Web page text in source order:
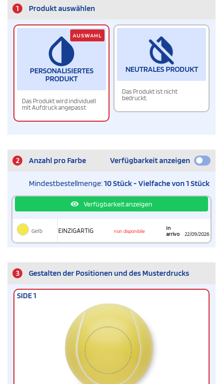
1 Produkt auswählen
PERSONALISIERTES
PRODUKT
Das Produkt wird individuell
mit Aufdruck angepasst
AUSWAHL
NEUTRALES PRODUKT
Das Produkt ist nicht
bedruckt.
2 Anzahl pro Farbe Verfügbarkeit anzeigen
Mindestbestellmenge:10 Stück - Vielfache von 1 Stück
Verfügbarkeit anzeigen
Gelb EINZIGARTIG non disponibile
In
arrivo
22/09/2026
3 Gestalten der Positionen und des Musterdrucks
SIDE 1